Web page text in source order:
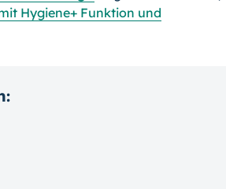
Hygiene+ Funktion und